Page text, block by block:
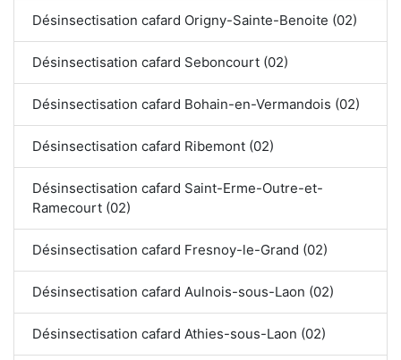
Désinsectisation cafard Origny-Sainte-Benoite (02)
Désinsectisation cafard Seboncourt (02)
Désinsectisation cafard Bohain-en-Vermandois (02)
Désinsectisation cafard Ribemont (02)
Désinsectisation cafard Saint-Erme-Outre-et-
Ramecourt (02)
Désinsectisation cafard Fresnoy-le-Grand (02)
Désinsectisation cafard Aulnois-sous-Laon (02)
Désinsectisation cafard Athies-sous-Laon (02)